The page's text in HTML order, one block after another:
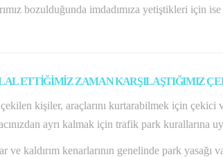
bozulduğunda imdadımıza yetiştikleri için ise
ETTİĞİMİZ ZAMAN KARŞILAŞTIĞIMIZ
kişiler, araçlarını kurtarabilmek için çekici
ayrı kalmak için trafik park kurallarına
kaldırım kenarlarının genelinde park yasağı